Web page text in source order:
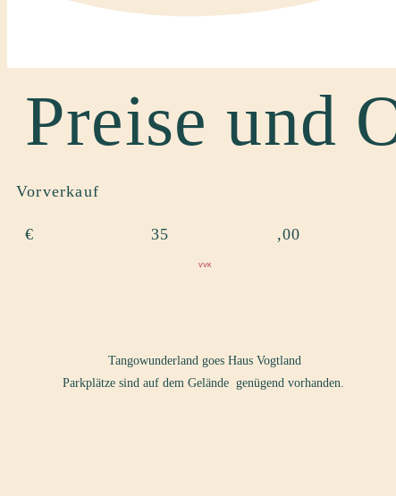
Preise und
Vorverkauf
€ 35 ,00
VVK
Tangowunderland goes Haus Vogtland
Parkplätze sind auf dem Gelände genügend vorhanden.